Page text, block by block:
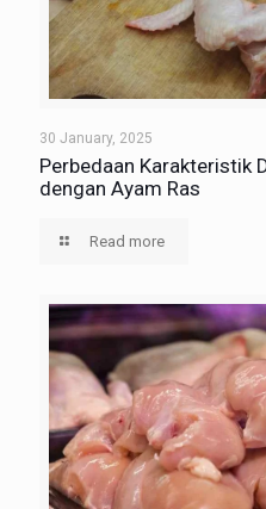
30 January, 2025
Perbedaan Karakteristik
dengan Ayam Ras
Read more